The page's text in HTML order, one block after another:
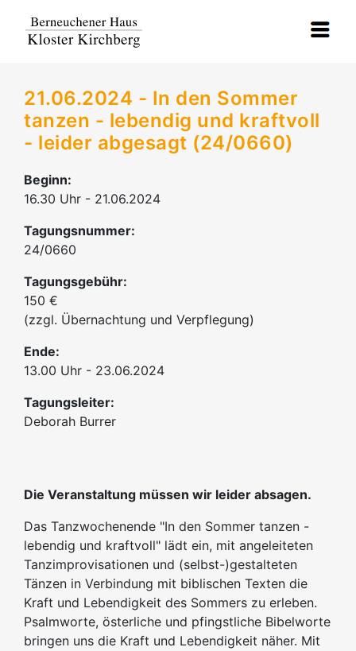
21.06.2024 - In den Sommer
tanzen - lebendig und kraftvoll
- leider abgesagt (24/0660)
Beginn:
16.30 Uhr - 21.06.2024
Tagungsnummer:
24/0660
Tagungsgebühr:
150 €
(zzgl. Übernachtung und Verpflegung)
Ende:
13.00 Uhr - 23.06.2024
Tagungsleiter:
Deborah Burrer
Die Veranstaltung müssen wir leider absagen.
Das Tanzwochenende "In den Sommer tanzen -
lebendig und kraftvoll" lädt ein, mit angeleiteten
Tanzimprovisationen und (selbst-)gestalteten
Tänzen in Verbindung mit biblischen Texten die
Kraft und Lebendigkeit des Sommers zu erleben.
Psalmworte, österliche und pfingstliche Bibelworte
bringen uns die Kraft und Lebendigkeit näher. Mit